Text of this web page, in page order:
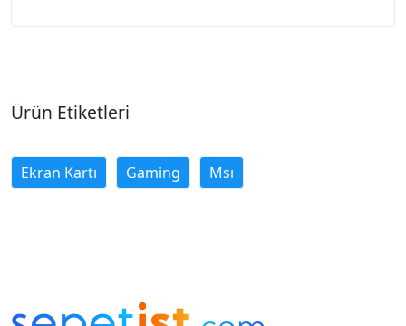
Ürün Etiketleri
Ekran Kartı Gaming Msı